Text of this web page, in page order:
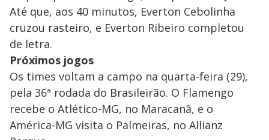
Até que, aos 40 minutos, Everton Cebolinha
cruzou rasteiro, e Everton Ribeiro completou
de letra.
Próximos jogos
Os times voltam a campo na quarta-feira (29),
pela 36ª rodada do Brasileirão. O Flamengo
recebe o Atlético-MG, no Maracanã, e o
América-MG visita o Palmeiras, no Allianz